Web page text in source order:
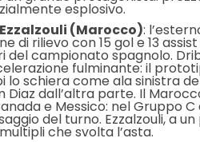
esplosivo.
(Marocco):
di rilievo con 15 gol e 13
del campionato spagnolo.
fulminante: il
lo schiera come ala sinistra
Diaz dall’altra parte. Il
e Messico: nel Gruppo
del turno. Ezzalzouli, a
che svolta l’asta.